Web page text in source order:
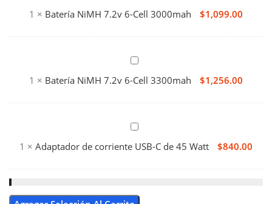
NiMH
6-
3000mah
1 × Batería NiMH 7.2v 6-Cell 3000mah $1,099.00
Batería
NiMH
6-
3300mah
1 × Batería NiMH 7.2v 6-Cell 3300mah $1,256.00
Adaptador
USB-
de
1 × Adaptador de corriente USB-C de 45 Watt $840.00